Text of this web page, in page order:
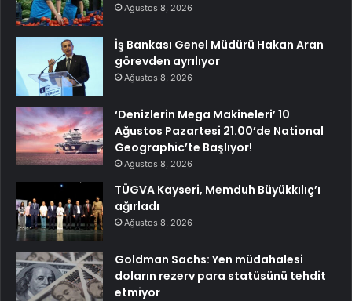
Ağustos 8, 2026
İş Bankası Genel Müdürü Hakan Aran
görevden ayrılıyor
Ağustos 8, 2026
‘Denizlerin Mega Makineleri’ 10
Ağustos Pazartesi 21.00’de National
Geographic’te Başlıyor!
Ağustos 8, 2026
TÜGVA Kayseri, Memduh Büyükkılıç’ı
ağırladı
Ağustos 8, 2026
Goldman Sachs: Yen müdahalesi
doların rezerv para statüsünü tehdit
etmiyor